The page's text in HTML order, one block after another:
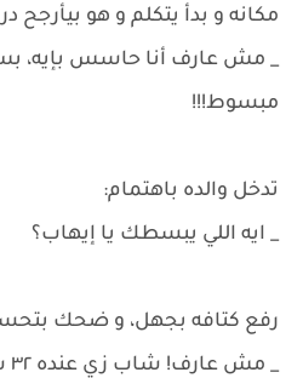
مكانه و بدأ يتكلم و هو بيأرجح
_ مش عارف أنا حاسس بإيه، بس
مبسوط!!!
تدخل والده باهتمام:
_ ايه اللي يبسطك يا إيهاب؟
رفع كتافه بجهل، و ضحك